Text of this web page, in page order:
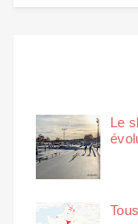
Le